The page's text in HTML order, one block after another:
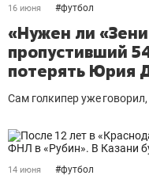
16 июня #футбол
«Нужен ли
пропустивший
потерять Юрия
Сам голкипер уже
14 июня #футбол